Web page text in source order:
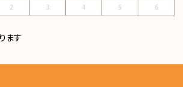
2 3 4 5 6
ます